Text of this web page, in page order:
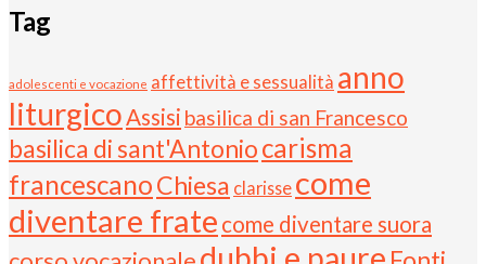
Tag
adolescenti e vocazione affettività e sessualità anno
liturgicoAssisi basilica di san Francesco
basilica di sant'Antoniocarisma
francescanoChiesa clarisse come
diventare frate come diventare suora